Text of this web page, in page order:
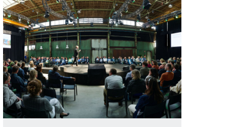
het
Zeeuwse
bedrijfsleven